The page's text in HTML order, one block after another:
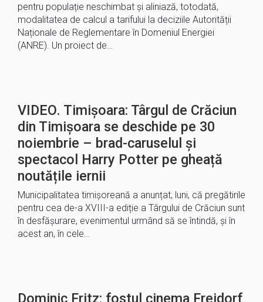
pentru populație neschimbat și aliniază, totodată,
modalitatea de calcul a tarifului la deciziile Autorității
Naționale de Reglementare în Domeniul Energiei
(ANRE). Un proiect de…
VIDEO. Timișoara: Târgul de Crăciun
din Timișoara se deschide pe 30
noiembrie – brad-caruselul și
spectacol Harry Potter pe gheață
noutățile iernii
Municipalitatea timișoreană a anunțat, luni, că pregătirile
pentru cea de-a XVIII-a ediție a Târgului de Crăciun sunt
în desfășurare, evenimentul urmând să se întindă, și în
acest an, în cele…
Dominic Fritz: fostul cinema Freidorf